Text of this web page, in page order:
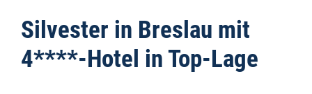
Silvester in Breslau mit
4****-Hotel in Top-Lage